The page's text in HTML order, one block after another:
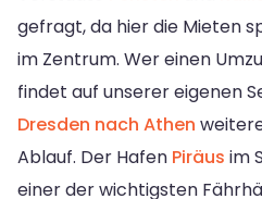
gefragt, da hier die Mieten
im Zentrum. Wer einen
findet auf unserer eigenen
Dresden nach Athen
Ablauf. Der Hafen Piräus im
einer der wichtigsten